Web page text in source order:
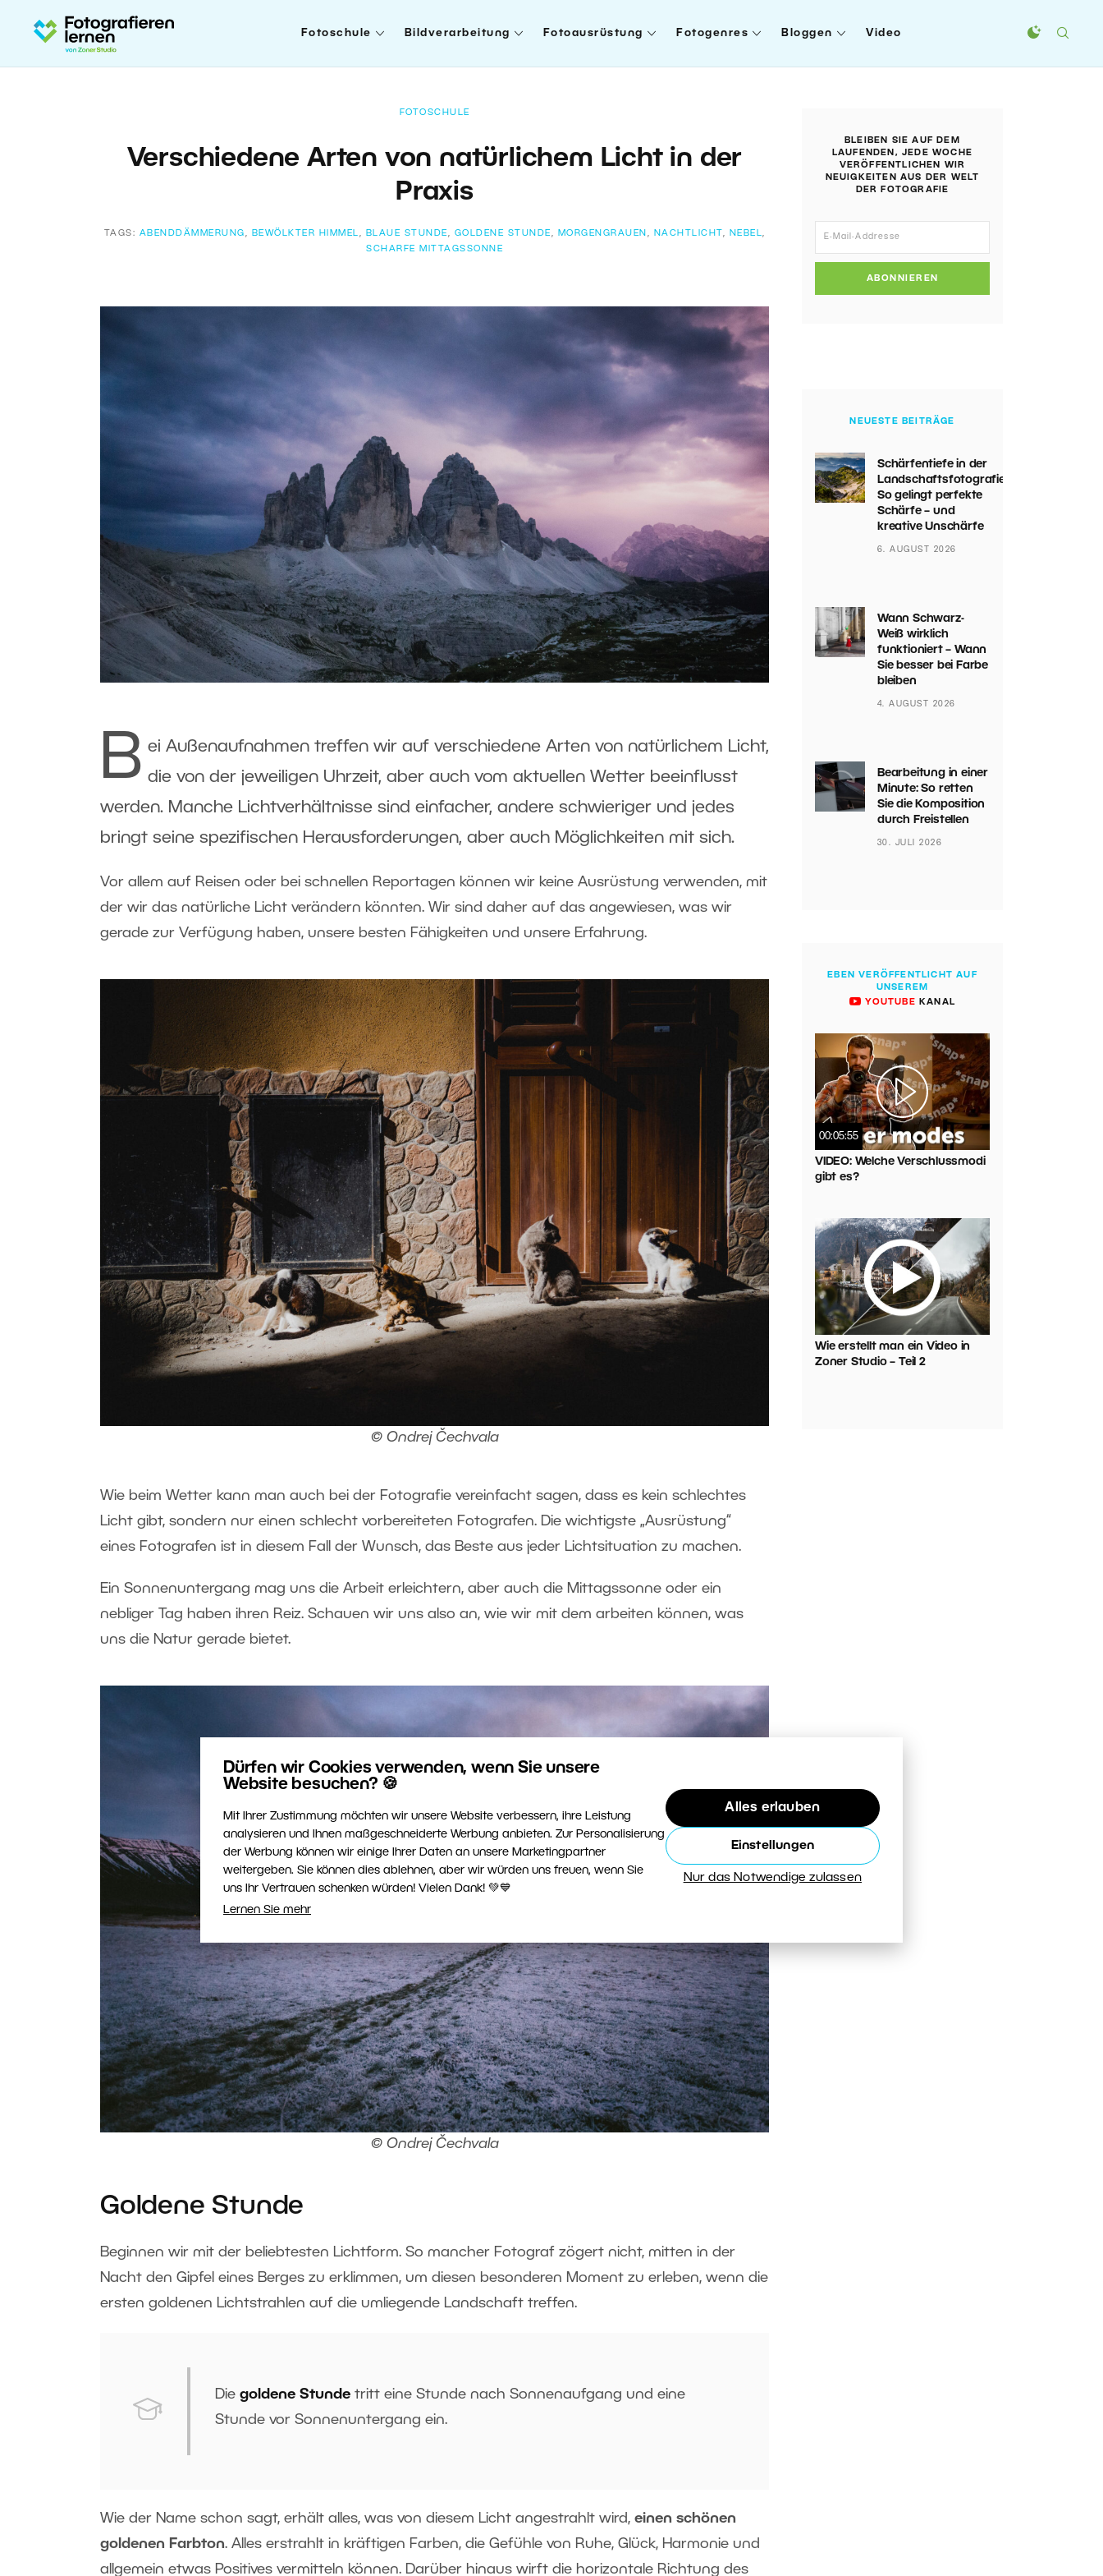
Dürfen wir Cookies verwenden, wenn Sie unsere
Website besuchen? 🍪
Mit Ihrer Zustimmung möchten wir unsere Website verbessern, ihre Leistung
analysieren und Ihnen maßgeschneiderte Werbung anbieten. Zur Personalisierung
der Werbung können wir einige Ihrer Daten an unsere Marketingpartner
weitergeben. Sie können dies ablehnen, aber wir würden uns freuen, wenn Sie
uns Ihr Vertrauen schenken würden! Vielen Dank! 💚💙
Lernen Sie mehr
Alles erlauben
Einstellungen
Nur das Notwendige zulassen
Fotoschule Bildverarbeitung Fotoausrüstung Fotogenres Bloggen Video
FOTOSCHULE
Verschiedene Arten von natürlichem Licht in der
Praxis
TAGS: ABENDDÄMMERUNG , BEWÖLKTER HIMMEL , BLAUE STUNDE , GOLDENE STUNDE , MORGENGRAUEN , NACHTLICHT , NEBEL,
SCHARFE MITTAGSSONNE
B ei Außenaufnahmen treffen wir auf verschiedene Arten von natürlichem Licht,
die von der jeweiligen Uhrzeit, aber auch vom aktuellen Wetter beeinflusst
werden. Manche Lichtverhältnisse sind einfacher, andere schwieriger und jedes
bringt seine spezifischen Herausforderungen, aber auch Möglichkeiten mit sich.
Vor allem auf Reisen oder bei schnellen Reportagen können wir keine Ausrüstung verwenden, mit
der wir das natürliche Licht verändern könnten. Wir sind daher auf das angewiesen, was wir
gerade zur Verfügung haben, unsere besten Fähigkeiten und unsere Erfahrung.
© Ondrej Čechvala
Wie beim Wetter kann man auch bei der Fotografie vereinfacht sagen, dass es kein schlechtes
Licht gibt, sondern nur einen schlecht vorbereiteten Fotografen. Die wichtigste „Ausrüstung“
eines Fotografen ist in diesem Fall der Wunsch, das Beste aus jeder Lichtsituation zu machen.
Ein Sonnenuntergang mag uns die Arbeit erleichtern, aber auch die Mittagssonne oder ein
nebliger Tag haben ihren Reiz. Schauen wir uns also an, wie wir mit dem arbeiten können, was
uns die Natur gerade bietet.
© Ondrej Čechvala
Goldene Stunde
Beginnen wir mit der beliebtesten Lichtform. So mancher Fotograf zögert nicht, mitten in der
Nacht den Gipfel eines Berges zu erklimmen, um diesen besonderen Moment zu erleben, wenn die
ersten goldenen Lichtstrahlen auf die umliegende Landschaft treffen.
Die goldene Stunde tritt eine Stunde nach Sonnenaufgang und eine
Stunde vor Sonnenuntergang ein.
Wie der Name schon sagt, erhält alles, was von diesem Licht angestrahlt wird, einen schönen
goldenen Farbton. Alles erstrahlt in kräftigen Farben, die Gefühle von Ruhe, Glück, Harmonie und
allgemein etwas Positives vermitteln können. Darüber hinaus wirft die horizontale Richtung des
BLEIBEN SIE AUF DEM
LAUFENDEN, JEDE WOCHE
VERÖFFENTLICHEN WIR
NEUIGKEITEN AUS DER WELT
DER FOTOGRAFIE
ABONNIEREN
NEUESTE BEITRÄGE
Schärfentiefe in der
Landschaftsfotografie:
So gelingt perfekte
Schärfe – und
kreative Unschärfe
6. AUGUST 2026
Wann Schwarz-
Weiß wirklich
funktioniert – Wann
Sie besser bei Farbe
bleiben
4. AUGUST 2026
Bearbeitung in einer
Minute: So retten
Sie die Komposition
durch Freistellen
30. JULI 2026
EBEN VERÖFFENTLICHT AUF
UNSEREM
YOUTUBE KANAL
00:05:55
VIDEO: Welche Verschlussmodi
gibt es?
Wie erstellt man ein Video in
Zoner Studio – Teil 2